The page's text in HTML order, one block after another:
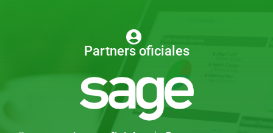
Partners oficiales